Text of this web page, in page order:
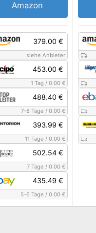
379.00 €
siehe Anbieter
453.00 €
1 Tag /0.00 €
488.40 €
7-8 Tage /0.00 €
393.99 €
11 Tage /0.00 €
502.54 €
7 Tage /0.00 €
435.49 €
5-6 Tage /0.00 €
Amazon